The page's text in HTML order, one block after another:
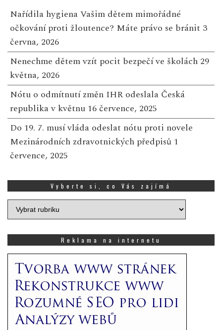
Nařídila hygiena Vašim dětem mimořádné
očkování proti žloutence? Máte právo se bránit 3
června, 2026
Nenechme dětem vzít pocit bezpečí ve školách 29
května, 2026
Nótu o odmítnutí změn IHR odeslala Česká
republika v květnu 16 července, 2025
Do 19. 7. musí vláda odeslat nótu proti novele
Mezinárodních zdravotnických předpisů 1
července, 2025
Vyberte si, co Vás zajímá
Vyberte
si,
zajímá
Reklama na internetu